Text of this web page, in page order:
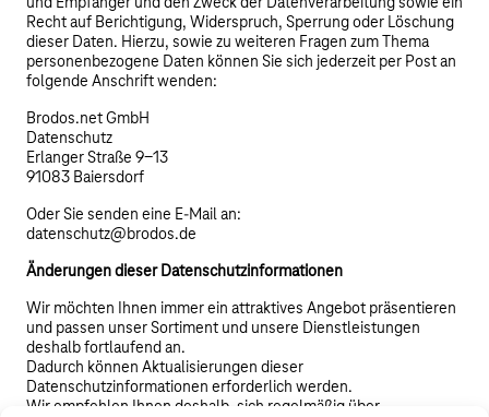
Recht auf Berichtigung, Widerspruch, Sperrung oder Löschung
dieser Daten. Hierzu, sowie zu weiteren Fragen zum Thema
personenbezogene Daten können Sie sich jederzeit per Post an
folgende Anschrift wenden:
Brodos.net GmbH
Datenschutz
Erlanger Straße 9-13
91083 Baiersdorf
Oder Sie senden eine E-Mail an:
datenschutz@brodos.de
Änderungen dieser Datenschutzinformationen
Wir möchten Ihnen immer ein attraktives Angebot präsentieren
und passen unser Sortiment und unsere Dienstleistungen
deshalb fortlaufend an.
Dadurch können Aktualisierungen dieser
Datenschutzinformationen erforderlich werden.
Wir empfehlen Ihnen deshalb, sich regelmäßig über